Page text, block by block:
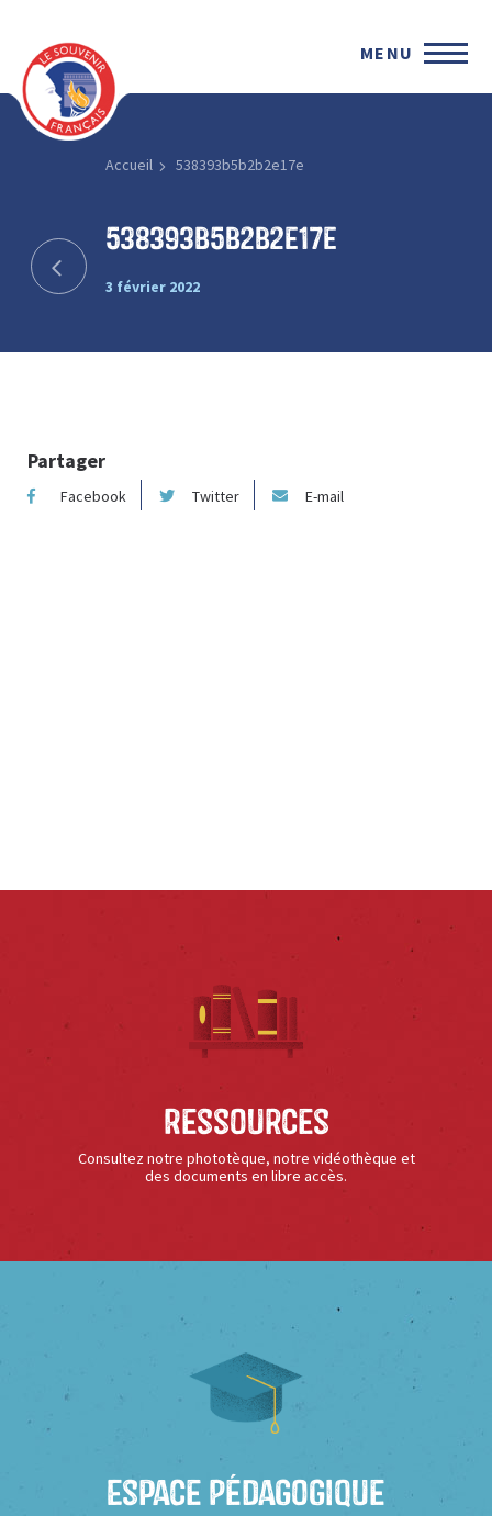
MENU
Accueil 538393b5b2b2e17e
538393b5b2b2e17e
3 février 2022
Partager
Facebook Twitter E-mail
Ressources
Consultez notre phototèque, notre vidéothèque et
des documents en libre accès.
Espace Pédagogique